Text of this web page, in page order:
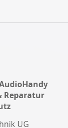
Handy
Reparatur
UG